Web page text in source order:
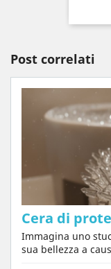
Post correlati
Immagina uno
sua bellezza a